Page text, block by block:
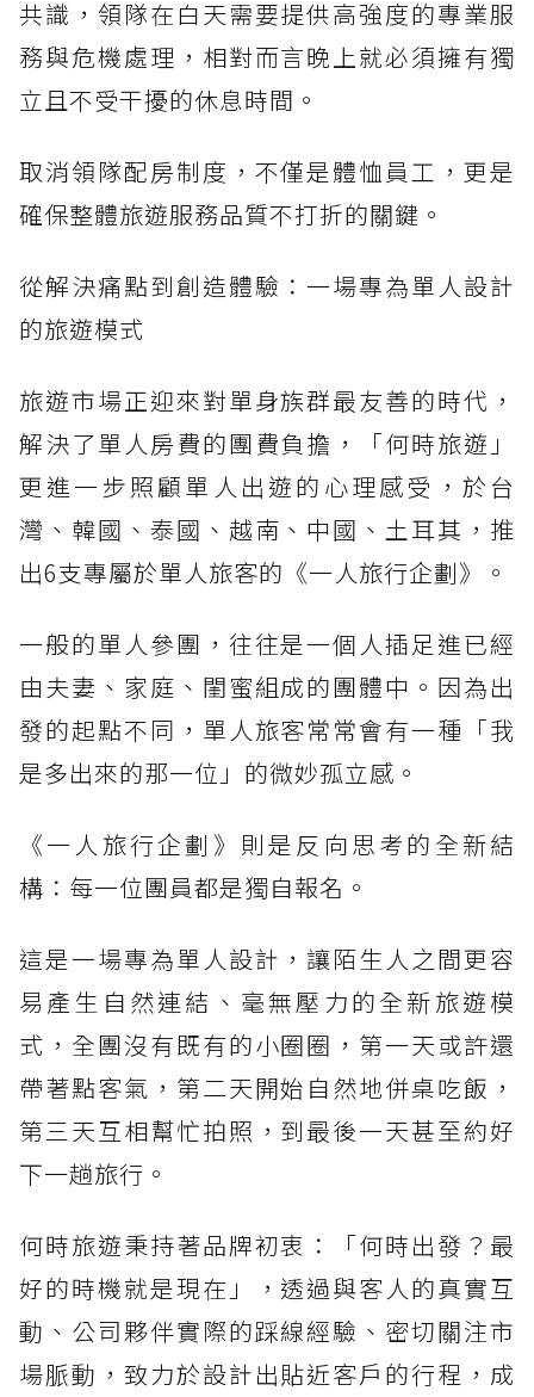
共識，領隊在白天需要提供高強度的專業服
務與危機處理，相對而言晚上就必須擁有獨
立且不受干擾的休息時間。
取消領隊配房制度，不僅是體恤員工，更是
確保整體旅遊服務品質不打折的關鍵。
從解決痛點到創造體驗：一場專為單人設計
的旅遊模式
旅遊市場正迎來對單身族群最友善的時代，
解決了單人房費的團費負擔，「何時旅遊」
更進一步照顧單人出遊的心理感受，於台
灣、韓國、泰國、越南、中國、土耳其，推
出6支專屬於單人旅客的《一人旅行企劃》。
一般的單人參團，往往是一個人插足進已經
由夫妻、家庭、閨蜜組成的團體中。因為出
發的起點不同，單人旅客常常會有一種「我
是多出來的那一位」的微妙孤立感。
《一人旅行企劃》則是反向思考的全新結
構：每一位團員都是獨自報名。
這是一場專為單人設計，讓陌生人之間更容
易產生自然連結、毫無壓力的全新旅遊模
式，全團沒有既有的小圈圈，第一天或許還
帶著點客氣，第二天開始自然地併桌吃飯，
第三天互相幫忙拍照，到最後一天甚至約好
下一趟旅行。
何時旅遊秉持著品牌初衷：「何時出發？最
好的時機就是現在」，透過與客人的真實互
動、公司夥伴實際的踩線經驗、密切關注市
場脈動，致力於設計出貼近客戶的行程，成